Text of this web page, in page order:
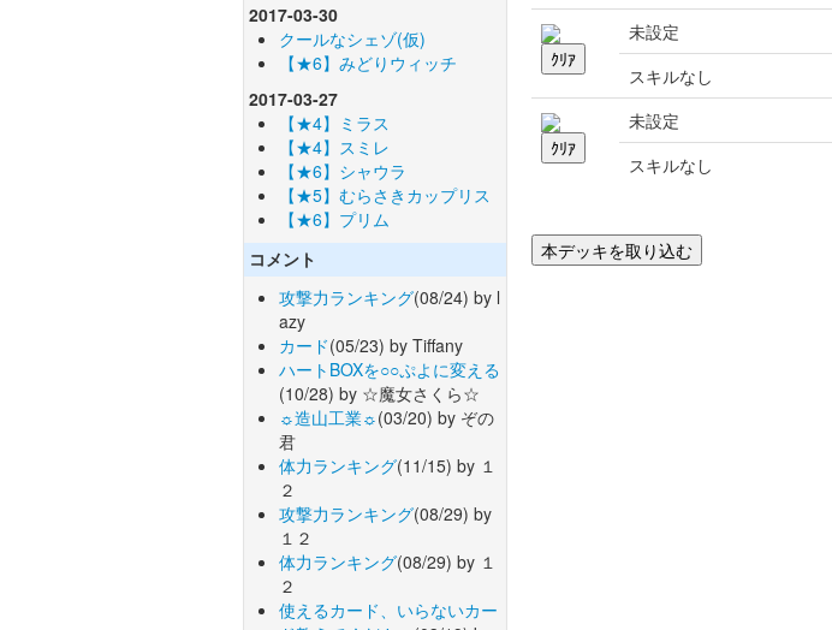
2017-03-30
クールなシェゾ(仮)
【★6】みどりウィッチ
2017-03-27
【★4】ミラス
【★4】スミレ
【★6】シャウラ
【★5】むらさきカップリス
【★6】プリム
コメント
攻撃力ランキング(08/24) by l
azy
カード(05/23) by Tiffany
ハートBOXを○○ぷよに変える
(10/28) by ☆魔女さくら☆
☼造山工業☼(03/20) by ぞの
君
体力ランキング(11/15) by １
２
攻撃力ランキング(08/29) by
１２
体力ランキング(08/29) by １
２
使えるカード、いらないカー
未設定
スキルなし
未設定
スキルなし